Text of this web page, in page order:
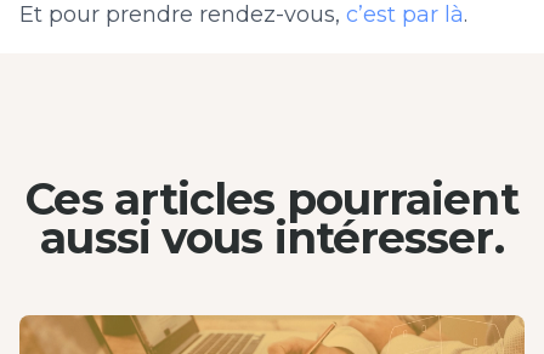
Et pour prendre rendez-vous, c’est par là.
Ces articles pourraient
aussi vous intéresser.